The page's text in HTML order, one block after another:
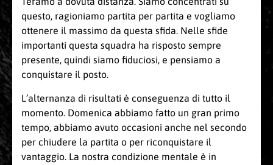
questo, ragioniamo partita per partita e vogliamo
ottenere il massimo da questa sfida. Nelle sfide
importanti questa squadra ha risposto sempre
presente, quindi siamo fiduciosi, e pensiamo a
conquistare il posto.
L’alternanza di risultati è conseguenza di tutto il
momento. Domenica abbiamo fatto un gran primo
tempo, abbiamo avuto occasioni anche nel secondo
per chiudere la partita o per riconquistare il
vantaggio. La nostra condizione mentale è in